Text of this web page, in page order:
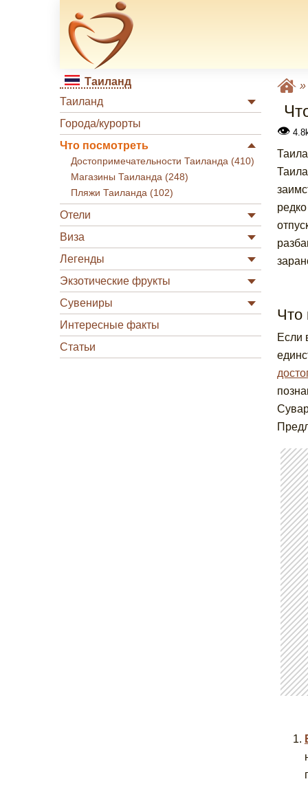
Таиланд
Таиланд
Города/курорты
Что посмотреть
Достопримечательности Таиланда (410)
Магазины Таиланда (248)
Пляжи Таиланда (102)
Отели
Виза
Легенды
Экзотические фрукты
Сувениры
Интересные факты
Статьи
»
👁
Что
Если